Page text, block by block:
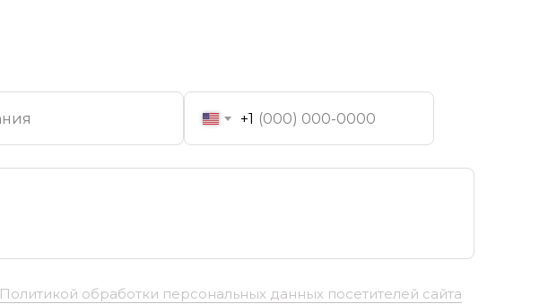
+1
Политикой обработки персональных данных посетителей сайта